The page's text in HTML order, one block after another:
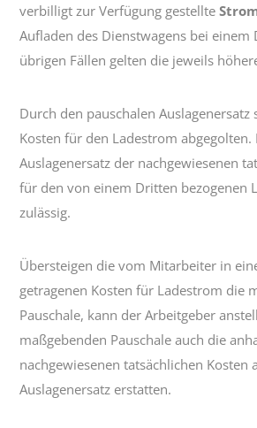
verbilligt zur Verfügung gestellte
Aufladen des Dienstwagens bei einem
übrigen Fällen gelten die jeweils
Durch den pauschalen Auslagenersatz
Kosten für den Ladestrom abgegolten.
Auslagenersatz der nachgewiesenen
für den von einem Dritten bezogenen
zulässig.
Übersteigen die vom Mitarbeiter in
getragenen Kosten für Ladestrom die
Pauschale, kann der Arbeitgeber
maßgebenden Pauschale auch die
nachgewiesenen tatsächlichen Kosten
Auslagenersatz erstatten.